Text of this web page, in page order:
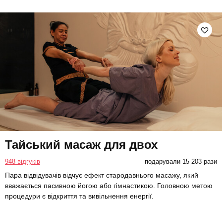
Тайський масаж для двох
948 відгуків подарували 15 203 рази
Пара відвідувачів відчує ефект стародавнього масажу, який
вважається пасивною йогою або гімнастикою. Головною метою
процедури є відкриття та вивільнення енергії.